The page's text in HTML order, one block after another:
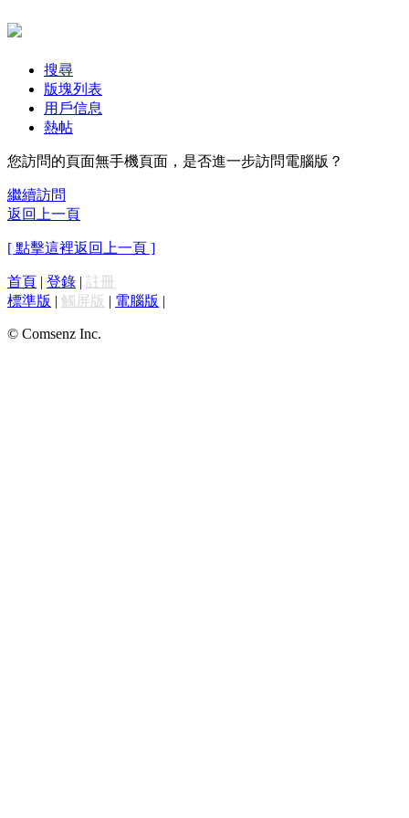
搜尋
版塊列表
用戶信息
熱帖
您訪問的頁面無手機頁面，是否進一步訪問電腦版？
繼續訪問
返回上一頁
[ 點擊這裡返回上一頁 ]
首頁 | 登錄 | 註冊
標準版 | 觸屏版 | 電腦版 |
© Comsenz Inc.